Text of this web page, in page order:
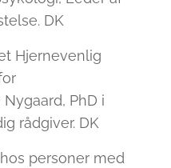
DK
Hjernevenlig
PhD i
rådgiver. DK
personer med